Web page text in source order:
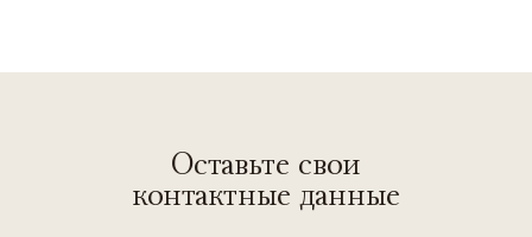
Оставьте свои
контактные данные